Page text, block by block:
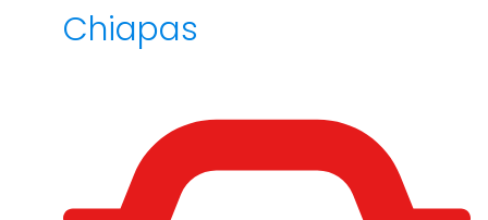
Chiapas